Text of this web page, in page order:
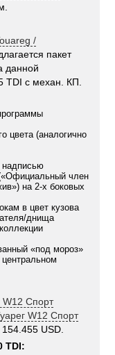
/
пакет
данной
TDI с механ. КП.
цвета (аналогично
надписью
член
на 2-х боковых
в цвет кузова
днища
«под мороз»
W12 Спорт
W12 Спорт
USD.
TDI: